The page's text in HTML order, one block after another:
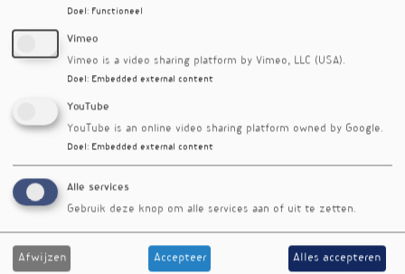
Doel : Functioneel
Vimeo
Vimeo is a video sharing platform by Vimeo, LLC (USA).
Doel : Embedded external content
YouTube
YouTube is an online video sharing platform owned by Google.
Doel : Embedded external content
Alle services
Gebruik deze knop om alle services aan of uit te zetten.
Afwijzen Accepteer Alles accepteren